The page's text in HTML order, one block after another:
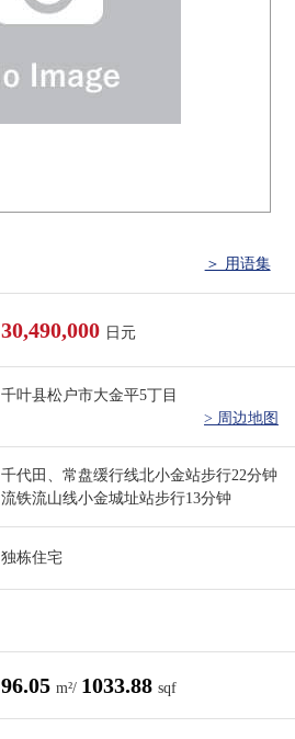
＞ 用语集
30,490,000 日元
千叶县松户市大金平5丁目
> 周边地图
千代田、常盘缓行线北小金站步行22分钟
流铁流山线小金城址站步行13分钟
独栋住宅
96.05 m²/ 1033.88 sqf